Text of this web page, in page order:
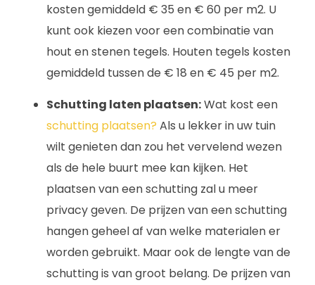
kosten gemiddeld € 35 en € 60 per m2. U
kunt ook kiezen voor een combinatie van
hout en stenen tegels. Houten tegels kosten
gemiddeld tussen de € 18 en € 45 per m2.
Schutting laten plaatsen:Wat kost een
schutting plaatsen? Als u lekker in uw tuin
wilt genieten dan zou het vervelend wezen
als de hele buurt mee kan kijken. Het
plaatsen van een schutting zal u meer
privacy geven. De prijzen van een schutting
hangen geheel af van welke materialen er
worden gebruikt. Maar ook de lengte van de
schutting is van groot belang. De prijzen van